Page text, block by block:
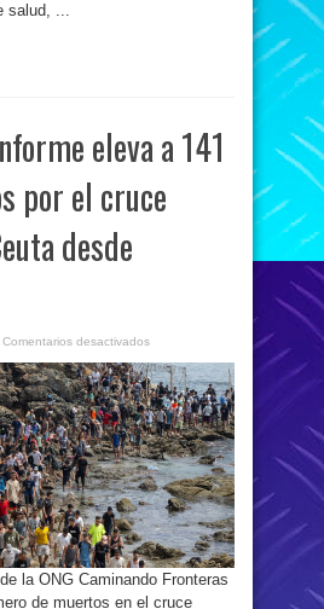
salud, ...
eleva a 141
por el cruce
desde
Comentarios desactivados
nuevo
informe
eleva
a
141
los
muertos
por
el
cruce
masivo
a
Ceuta
desde
Marruecos
la ONG Caminando Fronteras
de muertos en el cruce